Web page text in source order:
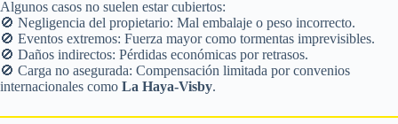
Algunos casos no suelen estar cubiertos:
🚫 Negligencia del propietario: Mal embalaje o peso incorrecto.
🚫 Eventos extremos: Fuerza mayor como tormentas imprevisibles.
🚫 Daños indirectos: Pérdidas económicas por retrasos.
🚫 Carga no asegurada: Compensación limitada por convenios
internacionales como La Haya-Visby.